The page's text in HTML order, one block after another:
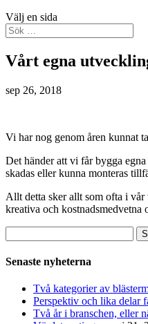
Välj en sida
Vårt egna
sep 26, 2018
Vi har nog genom åren kunnat
Det händer att vi får bygga
skadas eller kunna monteras
Allt detta sker allt som ofta i
kreativa och kostnadsmedvetna
efter:
Senaste nyheterna
Två kategorier av
Perspektiv och lika delar
Två år i branschen, eller